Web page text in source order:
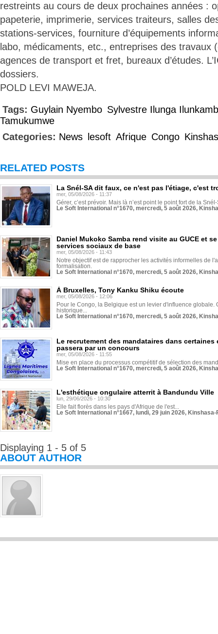
restreints au cours de deux prochaines années :
papeterie, imprimerie, services traiteurs, salles
stations-services, fourniture d’équipements
labo, médicaments, etc., entreprises des travaux
agences de transport et fret, bureaux d’études.
dossiers.
POLD LEVI MAWEJA.
Tags: Guylain Nyembo Sylvestre Ilunga
Tamukumwe
Categories: News lesoft Afrique Congo
RELATED POSTS
La Snél-SA dit faux, ce n'est pas l'étiage, c'est
mer, 05/08/2026 - 11:37
Gérer, c’est prévoir. Mais là n’est point le point fort de la
Le Soft International n°1670, mercredi, 5 août 2026,
Daniel Mukoko Samba rend visite au GUCE et
services sociaux de base
mer, 05/08/2026 - 11:43
Notre objectif est de rapprocher les activités informelles de
formalisation.
Le Soft International n°1670, mercredi, 5 août 2026,
À Bruxelles, Tony Kanku Shiku écoute
mer, 05/08/2026 - 12:06
Pour le Congo, la Belgique est un levier d'influence globale.
historique...
Le Soft International n°1670, mercredi, 5 août 2026,
Le recrutement des mandataires dans
passera par un concours
mer, 05/08/2026 - 11:55
Mise en place du processus compétitif de sélection des
Le Soft International n°1670, mercredi, 5 août 2026,
L'esthétique ongulaire atterrit à Bandundu Ville
lun, 29/06/2026 - 10:30
Elle fait florès dans les pays d'Afrique de l'est...
Le Soft International n°1667, lundi, 29 juin 2026,
Displaying 1 - 5 of 5
ABOUT AUTHOR